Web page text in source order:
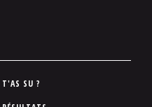
T'AS SU ?